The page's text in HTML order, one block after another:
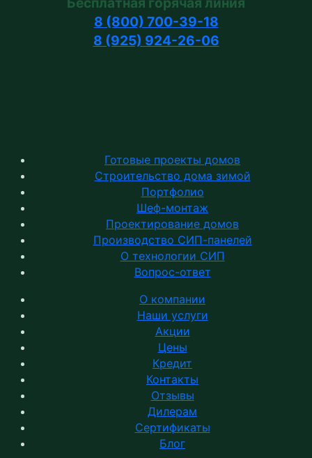
8 (800) 700-39-18
8 (925) 924-26-06
Готовые проекты домов
Строительство дома зимой
Портфолио
Шеф-монтаж
Проектирование домов
Производство СИП-панелей
О технологии СИП
Вопрос-ответ
О компании
Наши услуги
Акции
Цены
Кредит
Контакты
Отзывы
Дилерам
Сертификаты
Блог